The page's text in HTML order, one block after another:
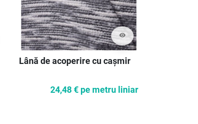
visibility
Lână de acoperire cu cașmir
24,48 € pe metru liniar